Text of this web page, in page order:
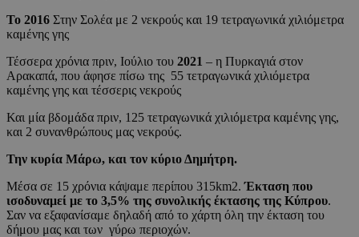
Το 2016 Στην Σολέα με 2 νεκρούς και 19 τετραγωνικά χιλιόμετρα
καμένης γης
Τέσσερα χρόνια πριν, Ιούλιο του 2021 – η Πυρκαγιά στον
Αρακαπά, που άφησε πίσω της 55 τετραγωνικά χιλιόμετρα
καμένης γης και τέσσερις νεκρούς
Και μία βδομάδα πριν, 125 τετραγωνικά χιλιόμετρα καμένης γης,
και 2 συνανθρώπους μας νεκρούς.
Την κυρία Μάρω, και τον κύριο Δημήτρη.
Μέσα σε 15 χρόνια κάψαμε περίπου 315km2.Έκταση που
ισοδυναμεί με το 3,5% της συνολικής έκτασης της Κύπρου.
Σαν να εξαφανίσαμε δηλαδή από το χάρτη όλη την έκταση του
δήμου μας και των γύρω περιοχών.